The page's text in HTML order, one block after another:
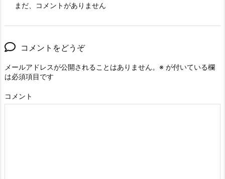
まだ、コメントがありません
コメントをどうぞ
メールアドレスが公開されることはありません。 ※ が付いている欄
は必須項目です
コメント